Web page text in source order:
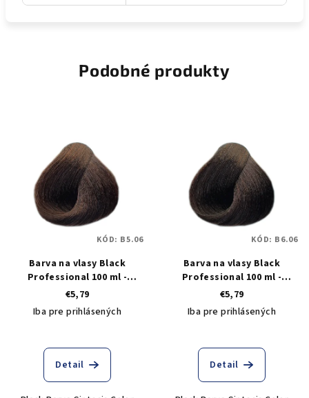
Podobné produkty
Barva na vlasy Black
Professional 100 ml -
odstín 5.06 teplá světlá
hnědá
€5,79
Iba pre prihlásených
Detail
KÓD: B5.06
Barva na vlasy Black
Professional 100 ml -
odstín 6.06 teplý tmavý
blond
€5,79
Iba pre prihlásených
Detail
KÓD: B6.06